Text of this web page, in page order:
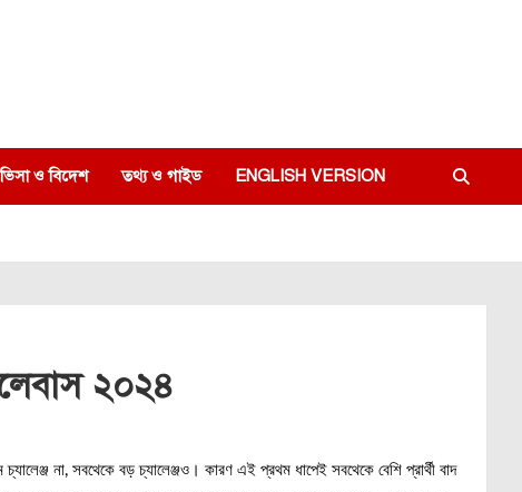
ভিসা ও বিদেশ তথ্য ও গাইড ENGLISH VERSION
২০২৪
না, সবথেকে বড় চ্যালেঞ্জও। কারণ এই প্রথম ধাপেই সবথেকে বেশি প্রার্থী বাদ